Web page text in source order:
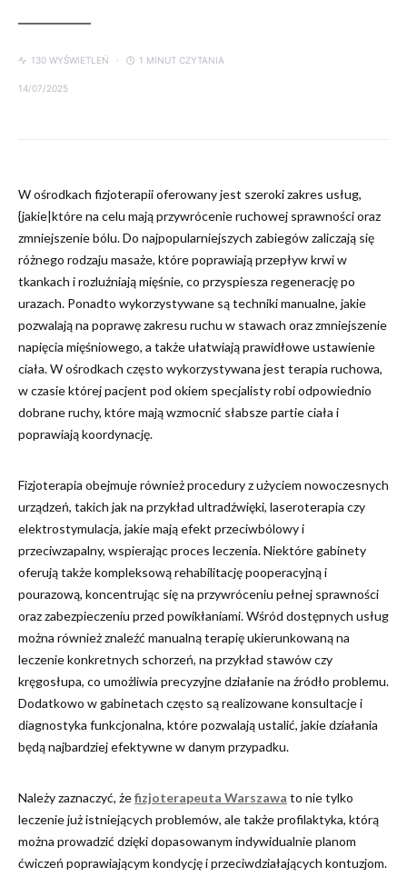
130 WYŚWIETLEŃ 1 MINUT CZYTANIA
14/07/2025
W ośrodkach fizjoterapii oferowany jest szeroki zakres usług,
{jakie|które na celu mają przywrócenie ruchowej sprawności oraz
zmniejszenie bólu. Do najpopularniejszych zabiegów zaliczają się
różnego rodzaju masaże, które poprawiają przepływ krwi w
tkankach i rozluźniają mięśnie, co przyspiesza regenerację po
urazach. Ponadto wykorzystywane są techniki manualne, jakie
pozwalają na poprawę zakresu ruchu w stawach oraz zmniejszenie
napięcia mięśniowego, a także ułatwiają prawidłowe ustawienie
ciała. W ośrodkach często wykorzystywana jest terapia ruchowa,
w czasie której pacjent pod okiem specjalisty robi odpowiednio
dobrane ruchy, które mają wzmocnić słabsze partie ciała i
poprawiają koordynację.
Fizjoterapia obejmuje również procedury z użyciem nowoczesnych
urządzeń, takich jak na przykład ultradźwięki, laseroterapia czy
elektrostymulacja, jakie mają efekt przeciwbólowy i
przeciwzapalny, wspierając proces leczenia. Niektóre gabinety
oferują także kompleksową rehabilitację pooperacyjną i
pourazową, koncentrując się na przywróceniu pełnej sprawności
oraz zabezpieczeniu przed powikłaniami. Wśród dostępnych usług
można również znaleźć manualną terapię ukierunkowaną na
leczenie konkretnych schorzeń, na przykład stawów czy
kręgosłupa, co umożliwia precyzyjne działanie na źródło problemu.
Dodatkowo w gabinetach często są realizowane konsultacje i
diagnostyka funkcjonalna, które pozwalają ustalić, jakie działania
będą najbardziej efektywne w danym przypadku.
Należy zaznaczyć, żefizjoterapeuta Warszawa to nie tylko
leczenie już istniejących problemów, ale także profilaktyka, którą
można prowadzić dzięki dopasowanym indywidualnie planom
ćwiczeń poprawiającym kondycję i przeciwdziałających kontuzjom.